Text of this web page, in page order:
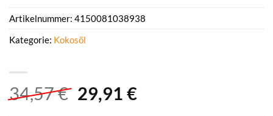
34,57€ Ursprünglicher
29,91 €Aktueller
Artikelnummer: 4150081038938
Kategorie: Kokosöl